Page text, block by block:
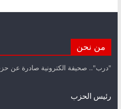
من نحن
"درب".. صحيفة الكترونية صادرة عن
رئيس الحزب